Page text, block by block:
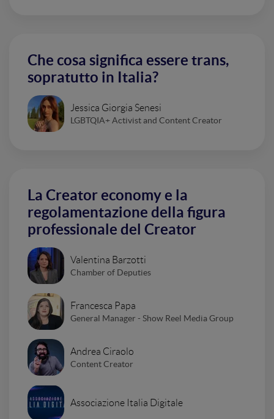
Che cosa significa essere trans,
sopratutto in Italia?
Jessica Giorgia Senesi
LGBTQIA+ Activist and Content Creator
La Creator economy e la
regolamentazione della figura
professionale del Creator
Valentina Barzotti
Chamber of Deputies
Francesca Papa
General Manager - Show Reel Media Group
Andrea Ciraolo
Content Creator
Associazione Italia Digitale